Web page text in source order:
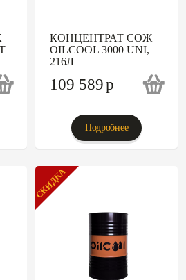
КОНЦЕНТРАТ СОЖ
OILCOOL 3000 UNI,
216Л
109 589p
Подробнее
СКИДКА